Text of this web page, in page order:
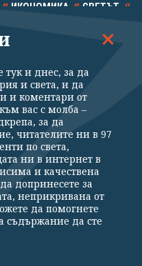
ИКОНОМИКА СВЕТЪТ
КАЛЕЙДОСКОП
за поверителност
За Клуб Z
ни
Медия“ ЕООД, София, ул. "Алеко
2026 „Клуб Зебра Медия“
и видео от www.clubz.bg без
тук и днес, за да
и света, и да
и коментари от
вас с молба –
за да
читателите ни в 97
по света,
ни в интернет в
и качествена
допринесете за
неприкривана от
да помогнете
съдържание да сте